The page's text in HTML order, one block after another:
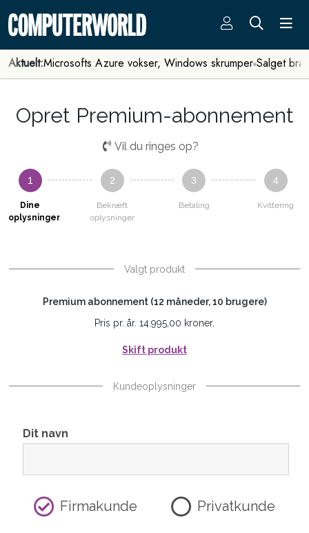
Aktuelt:Microsofts Azure vokser, Windows skrumper Salget
Opret Premium-abonnement
Vil du ringes op?
1
Dine
oplysninger
2
Bekræft
oplysninger
3
Betaling
4
Kvittering
Valgt produkt
Premium abonnement (12 måneder, 10 brugere)
Pris pr. år. 14.995,00 kroner.
Skift produkt
Kundeoplysninger
Dit navn
Firmakunde Privatkunde